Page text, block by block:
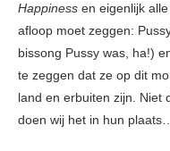
Happiness en eigenlijk
afloop moet zeggen:
bissong Pussy was, ha!)
te zeggen dat ze op dit
land en erbuiten zijn. Niet
doen wij het in hun